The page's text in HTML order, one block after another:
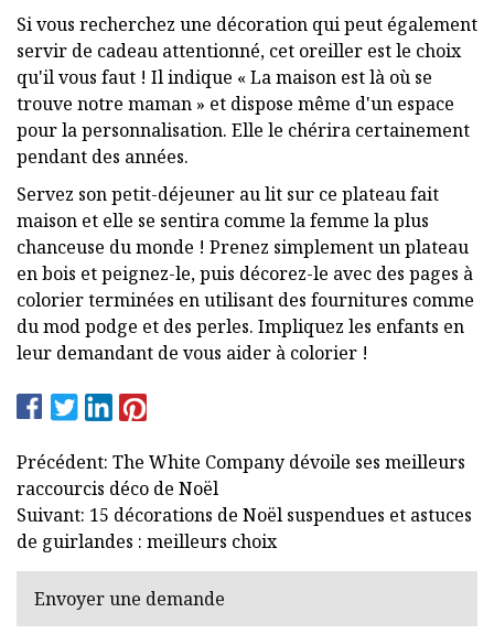
Si vous recherchez une décoration qui peut également
servir de cadeau attentionné, cet oreiller est le choix
qu'il vous faut ! Il indique « La maison est là où se
trouve notre maman » et dispose même d'un espace
pour la personnalisation. Elle le chérira certainement
pendant des années.
Servez son petit-déjeuner au lit sur ce plateau fait
maison et elle se sentira comme la femme la plus
chanceuse du monde ! Prenez simplement un plateau
en bois et peignez-le, puis décorez-le avec des pages à
colorier terminées en utilisant des fournitures comme
du mod podge et des perles. Impliquez les enfants en
leur demandant de vous aider à colorier !
Précédent: The White Company dévoile ses meilleurs
raccourcis déco de Noël
Suivant: 15 décorations de Noël suspendues et astuces
de guirlandes : meilleurs choix
Envoyer une demande